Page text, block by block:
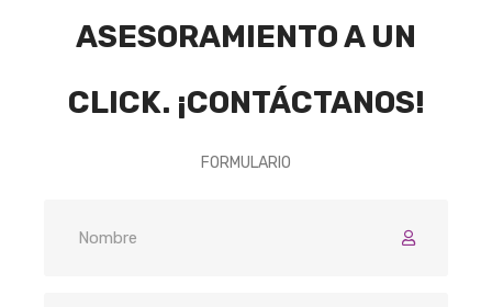
ASESORAMIENTO A UN
CLICK. ¡CONTÁCTANOS!
FORMULARIO